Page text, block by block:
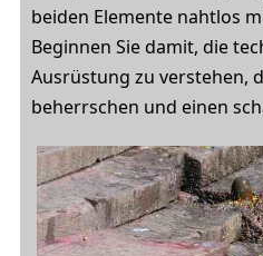
beiden Elemente nahtlos
Beginnen Sie damit, die
Ausrüstung zu verstehen,
beherrschen und einen